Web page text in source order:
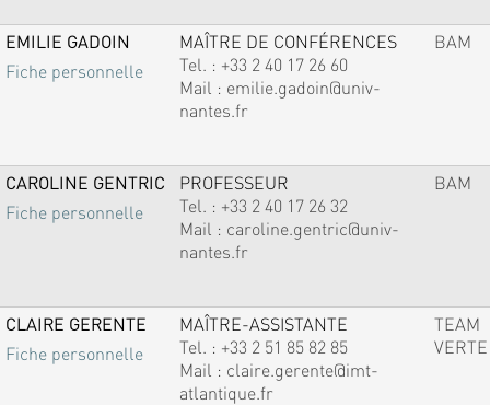
EMILIE GADOIN
Fiche personnelle
MAÎTRE DE CONFÉRENCES
Tel. : +33 2 40 17 26 60
Mail : emilie.gadoin@univ-
nantes.fr
BAM
CAROLINE GENTRIC
Fiche personnelle
PROFESSEUR
Tel. : +33 2 40 17 26 32
Mail : caroline.gentric@univ-
nantes.fr
BAM
CLAIRE GERENTE
Fiche personnelle
MAÎTRE-ASSISTANTE
Tel. : +33 2 51 85 82 85
Mail : claire.gerente@imt-
atlantique.fr
TEAM
VERTE